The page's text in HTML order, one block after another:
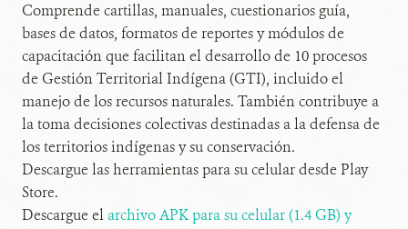
Comprende cartillas, manuales, cuestionarios guía,
bases de datos, formatos de reportes y módulos de
capacitación que facilitan el desarrollo de 10 procesos
de Gestión Territorial Indígena (GTI), incluido el
manejo de los recursos naturales. También contribuye a
la toma decisiones colectivas destinadas a la defensa de
los territorios indígenas y su conservación.
Descargue las herramientas para su celular desde Play
Store.
Descargue el archivo APK para su celular (1.4 GB) y